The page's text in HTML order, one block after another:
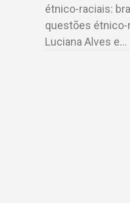
étnico-raciais:
questões étnico-
Luciana Alves e…